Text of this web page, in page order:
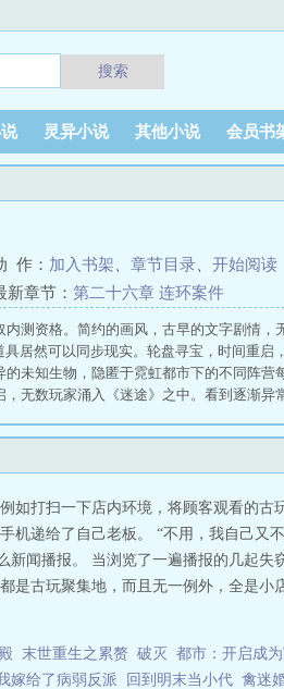
搜索
灵异小说 其他小说 会员书
作： 加入书架 章节目录
开始阅读
新章节： 第二十六章 连环案件
测资格。简约的画风，古早的文字剧情，
居然可以同步现实。轮盘寻宝，时间重启
未知生物，隐匿于霓虹都市下的不同阵营
无数玩家涌入《迷途》之中。看到逐渐异
如打扫一下店内环境，将顾客观看的
递给了自己老板。 “不用，我自己又
闻播报。 当浏览了一遍播报的几起失
是古玩聚集地，而且无一例外，全是小
末世重生之累赘 破灭 都市：开启成
嫁给了病弱反派 回到明末当小代 禽迷